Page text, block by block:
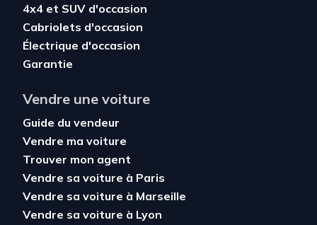
4x4 et SUV d'occasion
Cabriolets d'occasion
Électrique d'occasion
Garantie
Vendre une voiture
Guide du vendeur
Vendre ma voiture
Trouver mon agent
Vendre sa voiture à Paris
Vendre sa voiture à Marseille
Vendre sa voiture à Lyon